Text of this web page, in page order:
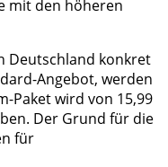
mit den höheren
Deutschland konkret
Angebot, werden
Paket wird von 15,99
Der Grund für die
für